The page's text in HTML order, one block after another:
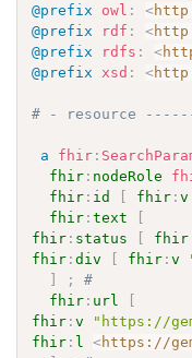
@prefix
owl : <
@prefix
rdf : <
@prefix
rdfs : <
@prefix
xsd : <
# - resource
a fhir :
fhir : nodeRole
fhir : id fhir :v
fhir :text
fhir : status fhir
fhir :div fhir :v
;
#
fhir : url
fhir :v
"https://
fhir : l <https://